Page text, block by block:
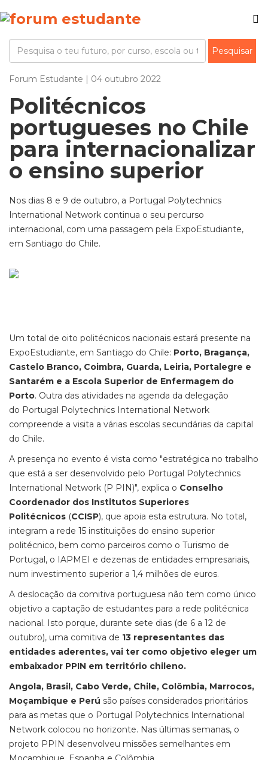
Forum Estudante | 04 outubro 2022
Politécnicos
portugueses no Chile
para internacionalizar
o ensino superior
Nos dias 8 e 9 de outubro, a Portugal Polytechnics
International Network continua o seu percurso
internacional, com uma passagem pela ExpoEstudiante,
em Santiago do Chile.
Um total de oito politécnicos nacionais estará presente na
ExpoEstudiante, em Santiago do Chile: Porto, Bragança,
Castelo Branco, Coimbra, Guarda, Leiria, Portalegre e
Santarém e a Escola Superior de Enfermagem do
Porto. Outra das atividades na agenda da delegação
do Portugal Polytechnics International Network
compreende a visita a várias escolas secundárias da capital
do Chile.
A presença no evento é vista como "estratégica no trabalho
que está a ser desenvolvido pelo Portugal Polytechnics
International Network (P PIN)", explica o Conselho
Coordenador dos Institutos Superiores
Politécnicos (CCISP), que apoia esta estrutura. No total,
integram a rede 15 instituições do ensino superior
politécnico, bem como parceiros como o Turismo de
Portugal, o IAPMEI e dezenas de entidades empresariais,
num investimento superior a 1,4 milhões de euros.
A deslocação da comitiva portuguesa não tem como único
objetivo a captação de estudantes para a rede politécnica
nacional. Isto porque, durante sete dias (de 6 a 12 de
outubro), uma comitiva de 13 representantes das
entidades aderentes, vai ter como objetivo eleger um
embaixador PPIN em território chileno.
Angola, Brasil, Cabo Verde, Chile, Colômbia, Marrocos,
Moçambique e Perú são países considerados prioritários
para as metas que o Portugal Polytechnics International
Network colocou no horizonte. Nas últimas semanas, o
projeto PPIN desenvolveu missões semelhantes em